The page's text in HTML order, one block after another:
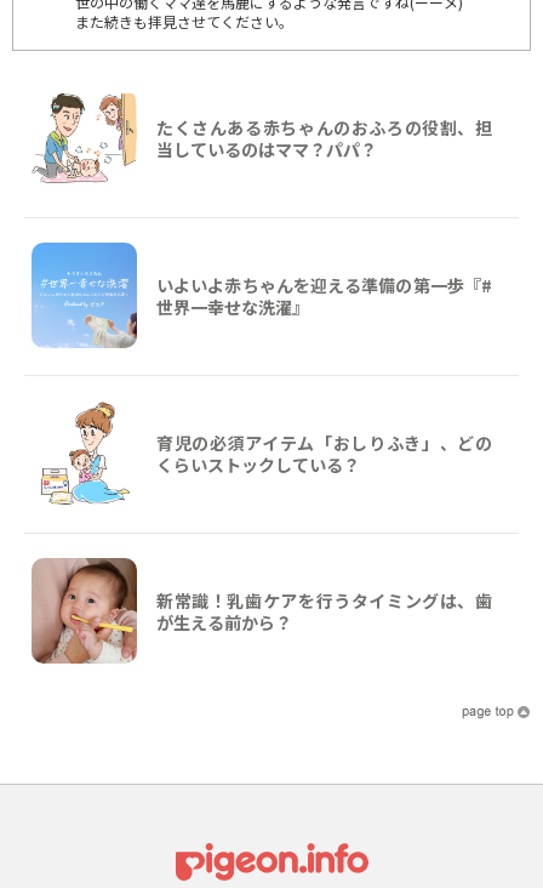
また続きも拝見させてください。
たくさんある赤ちゃんのおふろの役割、担
当しているのはママ？パパ？
いよいよ赤ちゃんを迎える準備の第一歩『#
世界一幸せな洗濯』
育児の必須アイテム「おしりふき」、どの
くらいストックしている？
新常識！乳歯ケアを行うタイミングは、歯
が生える前から？